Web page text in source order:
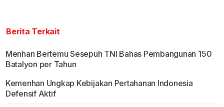
Berita Terkait
Menhan Bertemu Sesepuh TNI Bahas Pembangunan 150
Batalyon per Tahun
Kemenhan Ungkap Kebijakan Pertahanan Indonesia
Defensif Aktif